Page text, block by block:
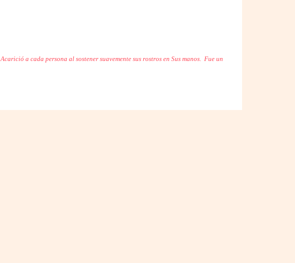
Acarició a cada persona al sostener suavemente sus rostros en Sus manos. Fue un